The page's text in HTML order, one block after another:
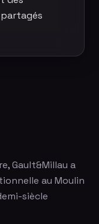
Gault&Millau a
au Moulin
siècle